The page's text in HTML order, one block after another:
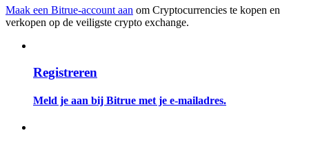
Maak een Bitrue-account aan om Cryptocurrencies te kopen en
verkopen op de veiligste crypto exchange.
Registreren
Meld je aan bij Bitrue met je e-mailadres.